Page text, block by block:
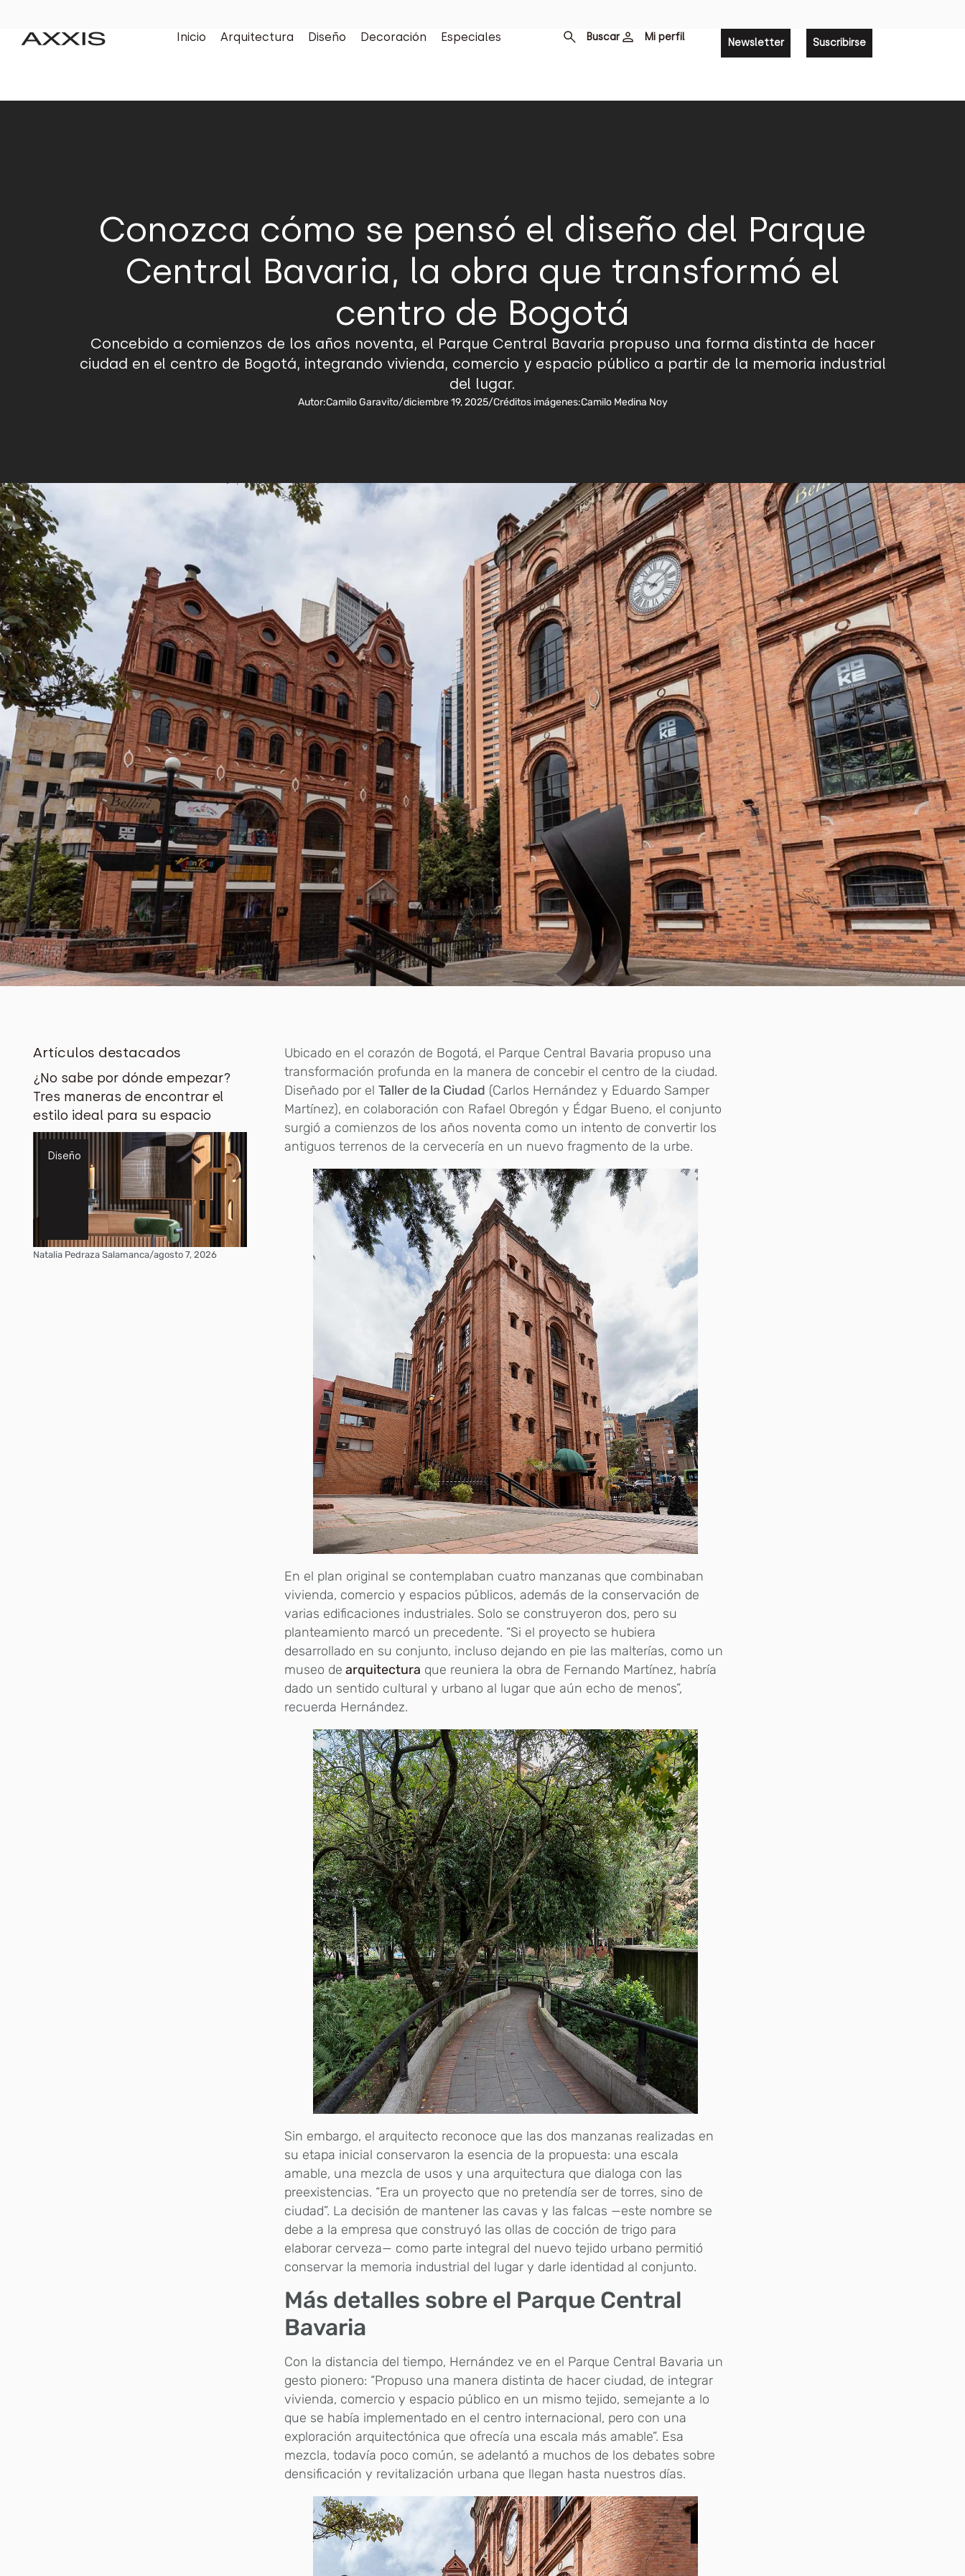
Inicio Arquitectura Diseño Decoración Especiales Buscar Mi perfil Newsletter Suscribirse
Conozca cómo se pensó el diseño del Parque
Central Bavaria, la obra que transformó el
centro de Bogotá
Concebido a comienzos de los años noventa, el Parque Central Bavaria propuso una forma distinta de hacer
ciudad en el centro de Bogotá, integrando vivienda, comercio y espacio público a partir de la memoria industrial
del lugar.
Autor:Camilo Garavito/diciembre 19, 2025/Créditos imágenes:Camilo Medina Noy
Artículos destacados
¿No sabe por dónde empezar?
Tres maneras de encontrar el
estilo ideal para su espacio
Diseño
Natalia Pedraza Salamanca/agosto 7, 2026
Ubicado en el corazón de Bogotá, el Parque Central Bavaria propuso una
transformación profunda en la manera de concebir el centro de la ciudad.
Diseñado por elTaller de la Ciudad (Carlos Hernández y Eduardo Samper
Martínez), en colaboración con Rafael Obregón y Édgar Bueno, el conjunto
surgió a comienzos de los años noventa como un intento de convertir los
antiguos terrenos de la cervecería en un nuevo fragmento de la urbe.
En el plan original se contemplaban cuatro manzanas que combinaban
vivienda, comercio y espacios públicos, además de la conservación de
varias edificaciones industriales. Solo se construyeron dos, pero su
planteamiento marcó un precedente. “Si el proyecto se hubiera
desarrollado en su conjunto, incluso dejando en pie las malterías, como un
museo de arquitectura que reuniera la obra de Fernando Martínez, habría
dado un sentido cultural y urbano al lugar que aún echo de menos”,
recuerda Hernández.
Sin embargo, el arquitecto reconoce que las dos manzanas realizadas en
su etapa inicial conservaron la esencia de la propuesta: una escala
amable, una mezcla de usos y una arquitectura que dialoga con las
preexistencias. “Era un proyecto que no pretendía ser de torres, sino de
ciudad”. La decisión de mantener las cavas y las falcas —este nombre se
debe a la empresa que construyó las ollas de cocción de trigo para
elaborar cerveza— como parte integral del nuevo tejido urbano permitió
conservar la memoria industrial del lugar y darle identidad al conjunto.
Más detalles sobre el Parque Central
Bavaria
Con la distancia del tiempo, Hernández ve en el Parque Central Bavaria un
gesto pionero: “Propuso una manera distinta de hacer ciudad, de integrar
vivienda, comercio y espacio público en un mismo tejido, semejante a lo
que se había implementado en el centro internacional, pero con una
exploración arquitectónica que ofrecía una escala más amable”. Esa
mezcla, todavía poco común, se adelantó a muchos de los debates sobre
densificación y revitalización urbana que llegan hasta nuestros días.